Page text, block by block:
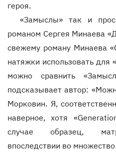
героя.
«Замыслы» так и
романом Сергея Минаева
свежему роману Минаева
натяжки использовать
можно сравнить
подсказывает автор:
Морковин. Я,
наверное, хотя
случае образец,
впоследствии во